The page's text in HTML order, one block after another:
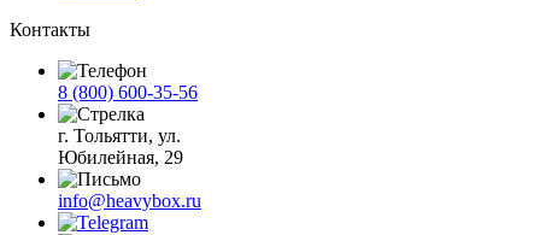
Контакты
8 (800) 600-35-56
г. Тольятти, ул.
Юбилейная, 29
info@heavybox.ru